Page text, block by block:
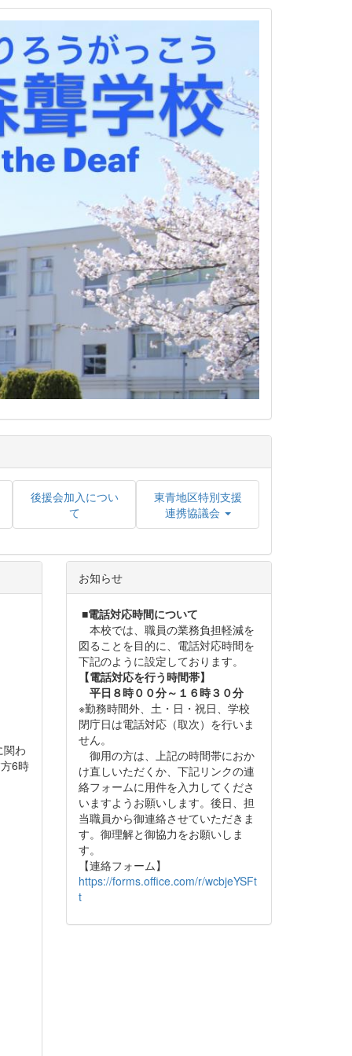
後援会加入につい
て
東青地区特別支援
連携協議会
関わ
6時
お知らせ
■電話対応時間について
本校では、職員の業務負担軽減を
図ることを目的に、電話対応時間を
下記のように設定しております。
【電話対応を行う時間帯】
平日８時００分～１６時３０分
※勤務時間外、土・日・祝日、学校
閉庁日は電話対応（取次）を行いま
せん。
御用の方は、上記の時間帯におか
け直しいただくか、下記リンクの連
絡フォームに用件を入力してくださ
いますようお願いします。後日、担
当職員から御連絡させていただきま
す。御理解と御協力をお願いしま
す。
【連絡フォーム】
https://forms.office.com/r/wcbjeYSFt
t